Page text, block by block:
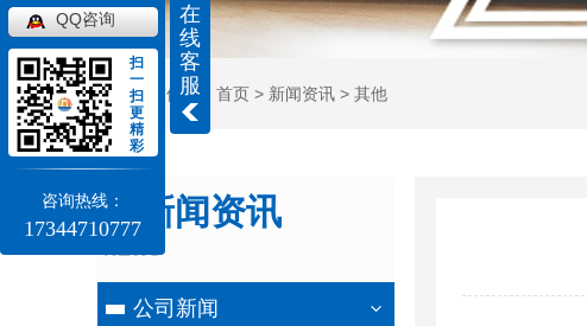
当前位置： 首页 > 新闻资讯 > 其他
新闻资讯
公司新闻
在
线
客
服
QQ咨询
扫
一
扫
更
精
彩
咨询热线：
17344710777